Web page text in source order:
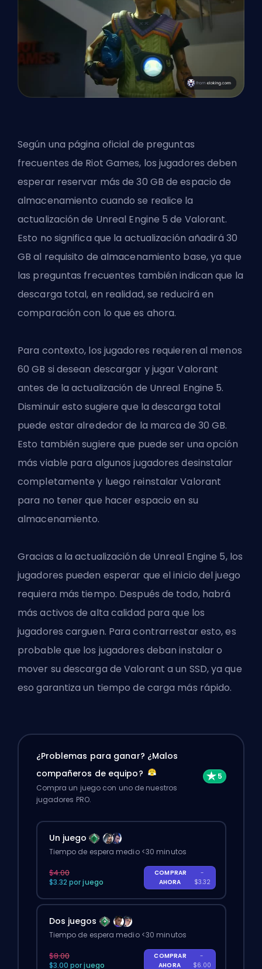
Según una página oficial de preguntas
frecuentes de Riot Games, los jugadores deben
esperar reservar más de 30 GB de espacio de
almacenamiento cuando se realice la
actualización de Unreal Engine 5 de Valorant.
Esto no significa que la actualización añadirá 30
GB al requisito de almacenamiento base, ya que
las preguntas frecuentes también indican que la
descarga total, en realidad, se reducirá en
comparación con lo que es ahora.
Para contexto, los jugadores requieren al menos
60 GB si desean descargar y jugar Valorant
antes de la actualización de Unreal Engine 5.
Disminuir esto sugiere que la descarga total
puede estar alrededor de la marca de 30 GB.
Esto también sugiere que puede ser una opción
más viable para algunos jugadores desinstalar
completamente y luego reinstalar Valorant
para no tener que hacer espacio en su
almacenamiento.
Gracias a la actualización de Unreal Engine 5, los
jugadores pueden esperar que el inicio del juego
requiera más tiempo. Después de todo, habrá
más activos de alta calidad para que los
jugadores carguen. Para contrarrestar esto, es
probable que los jugadores deban instalar o
mover su descarga de Valorant a un SSD, ya que
eso garantiza un tiempo de carga más rápido.
¿Problemas para ganar? ¿Malos
compañeros de equipo?
Compra un juego con uno de nuestros
jugadores PRO.
Un juego
Tiempo de espera medio <30 minutos
$4.00
$3.32 por juego
COMPRAR
AHORA
-
$3.32
Dos juegos
Tiempo de espera medio <30 minutos
$8.00
$3.00 por juego
COMPRAR
AHORA
-
$6.00